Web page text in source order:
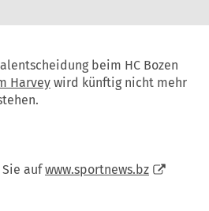
beim HC Bozen
Harvey wird künftig nicht mehr
aufwww.sportnews.bz